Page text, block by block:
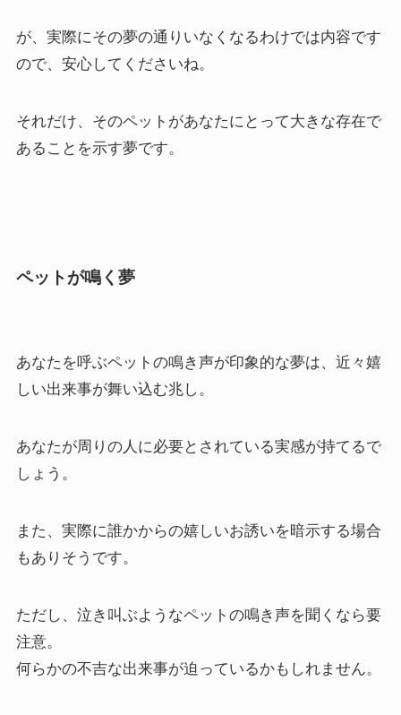
が、実際にその夢の通りいなくなるわけでは内容です
ので、安心してくださいね。
それだけ、そのペットがあなたにとって大きな存在で
あることを示す夢です。
ペットが鳴く夢
あなたを呼ぶペットの鳴き声が印象的な夢は、近々嬉
しい出来事が舞い込む兆し。
あなたが周りの人に必要とされている実感が持てるで
しょう。
また、実際に誰かからの嬉しいお誘いを暗示する場合
もありそうです。
ただし、泣き叫ぶようなペットの鳴き声を聞くなら要
注意。
何らかの不吉な出来事が迫っているかもしれません。